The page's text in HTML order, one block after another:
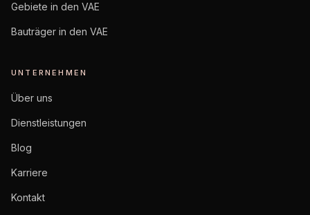
Gebiete in den VAE
Bauträger in den VAE
UNTERNEHMEN
Über uns
Dienstleistungen
Blog
Karriere
Kontakt